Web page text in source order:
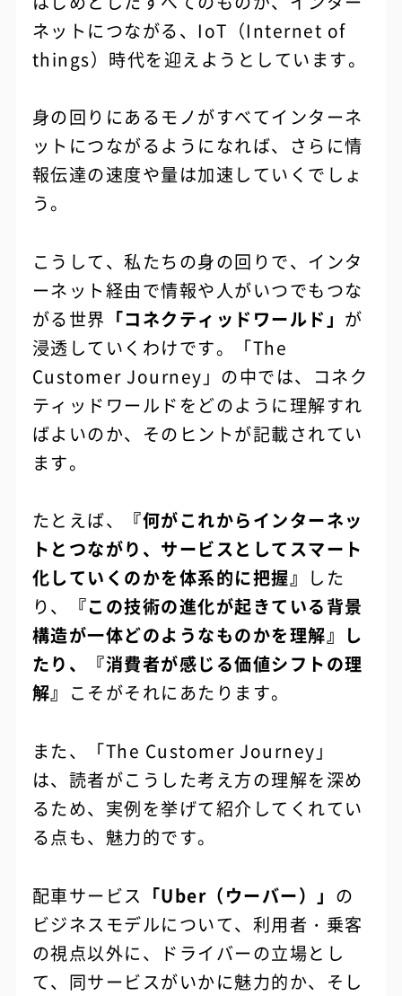
ネットにつながる、IoT（Internet of
things）時代を迎えようとしています。
身の回りにあるモノがすべてインターネ
ットにつながるようになれば、さらに情
報伝達の速度や量は加速していくでしょ
う。
こうして、私たちの身の回りで、インタ
ーネット経由で情報や人がいつでもつな
がる世界 「コネクティッドワールド」 が
浸透していくわけです。「The
Customer Journey」の中では、コネク
ティッドワールドをどのように理解すれ
ばよいのか、そのヒントが記載されてい
ます。
たとえば、
『何がこれからインターネッ
トとつながり、サービスとしてスマート
化していくのかを体系的に把握』 した
り、
『この技術の進化が起きている背景
構造が一体どのようなものかを理解』し
たり、『消費者が感じる価値シフトの理
解』 こそがそれにあたります。
また、「The Customer Journey」
は、読者がこうした考え方の理解を深め
るため、実例を挙げて紹介してくれてい
る点も、魅力的です。
配車サービス 「Uber（ウーバー）」 の
ビジネスモデルについて、利用者・乗客
の視点以外に、ドライバーの立場とし
て、同サービスがいかに魅力的か、そし